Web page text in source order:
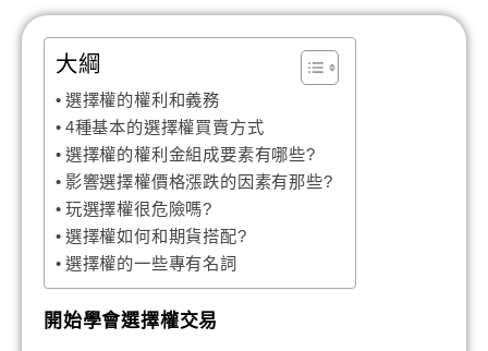
大綱
選擇權的權利和義務
4種基本的選擇權買賣方式
選擇權的權利金組成要素有哪些?
影響選擇權價格漲跌的因素有那些?
玩選擇權很危險嗎?
選擇權如何和期貨搭配?
選擇權的一些專有名詞
開始學會選擇權交易